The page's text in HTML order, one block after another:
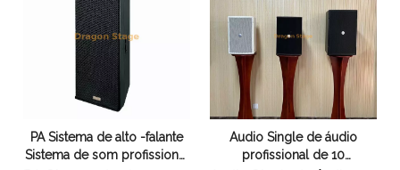
* Crossover refinado e
acessórios de ajuste
* Design de grelha sólida,
cobertura suave e
* Projetado para Evento
de Auditório e Tour
personalizado
* Crossover refinado e
acessórios de ajuste
* Instalação horizontal ou
vertical sem girar a buzina
* Amplamente utilizado
para sala de reuniões,
PA Sistema de alto -falante
Sistema de som profissional
Audio Single de áudio
profissional de 10